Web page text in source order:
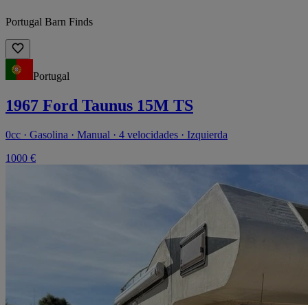
Portugal Barn Finds
Portugal
1967 Ford Taunus 15M TS
0cc · Gasolina · Manual · 4 velocidades · Izquierda
1000 €